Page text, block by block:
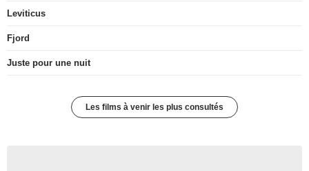
Leviticus
Fjord
Juste pour une nuit
Les films à venir les plus consultés